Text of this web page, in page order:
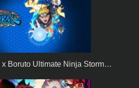
x Boruto Ultimate Ninja Storm…